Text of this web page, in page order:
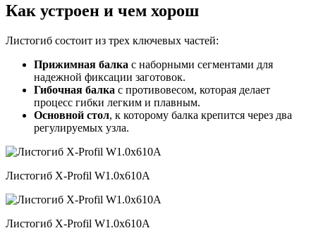
Как устроен и чем хорош
Листогиб состоит из трех ключевых частей:
Прижимная балка с наборными сегментами для
надежной фиксации заготовок.
Гибочная балка с противовесом, которая делает
процесс гибки легким и плавным.
Основной стол, к которому балка крепится через два
регулируемых узла.
Листогиб X-Profil W1.0x610A
Листогиб X-Profil W1.0x610A